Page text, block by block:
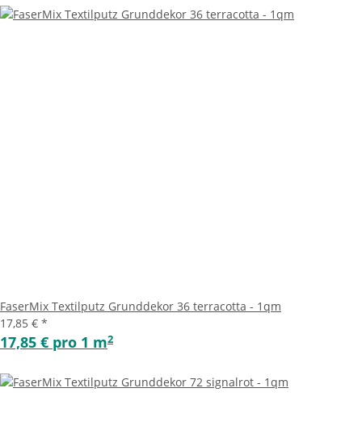
FaserMix Textilputz Grunddekor 36 terracotta - 1qm
17,85 € *
17,85 € pro 1 m2